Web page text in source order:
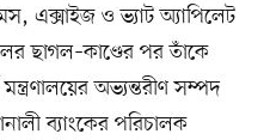
এক্সাইজ ও ভ্যাট অ্যাপিলেট
ছাগল–কাণ্ডের পর তাঁকে
অভ্যন্তরীণ সম্পদ
ব্যাংকের পরিচালক